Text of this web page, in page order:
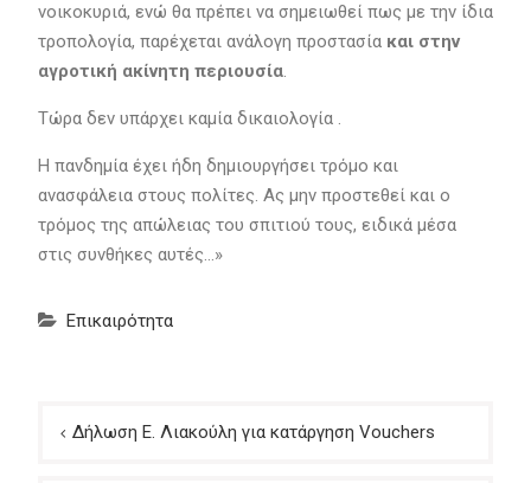
νοικοκυριά, ενώ θα πρέπει να σημειωθεί πως με την ίδια
τροπολογία, παρέχεται ανάλογη προστασία και στην
αγροτική ακίνητη περιουσία.
Τώρα δεν υπάρχει καμία δικαιολογία .
Η πανδημία έχει ήδη δημιουργήσει τρόμο και
ανασφάλεια στους πολίτες. Ας μην προστεθεί και ο
τρόμος της απώλειας του σπιτιού τους, ειδικά μέσα
στις συνθήκες αυτές…»
Επικαιρότητα
Πλοήγηση
Δήλωση Ε. Λιακούλη για κατάργηση Vouchers